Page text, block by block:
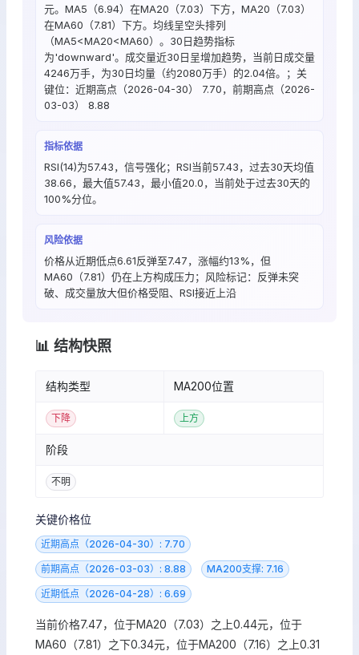
元。MA5（6.94）在MA20（7.03）下方，MA20（7.03）
在MA60（7.81）下方。均线呈空头排列
（MA5<MA20<MA60）。30日趋势指标
为'downward'。成交量近30日呈增加趋势，当前日成交量
4246万手，为30日均量（约2080万手）的2.04倍。；关
键位：近期高点（2026-04-30） 7.70，前期高点（2026-
03-03） 8.88
指标依据
RSI(14)为57.43，信号强化；RSI当前57.43，过去30天均值
38.66，最大值57.43，最小值20.0，当前处于过去30天的
100%分位。
风险依据
价格从近期低点6.61反弹至7.47，涨幅约13%，但
MA60（7.81）仍在上方构成压力；风险标记：反弹未突
破、成交量放大但价格受阻、RSI接近上沿
📊 结构快照
结构类型 MA200位置
下降 上方
阶段
不明
关键价格位
近期高点（2026-04-30）: 7.70
前期高点（2026-03-03）: 8.88 MA200支撑: 7.16
近期低点（2026-04-28）: 6.69
当前价格7.47，位于MA20（7.03）之上0.44元，位于
MA60（7.81）之下0.34元，位于MA200（7.16）之上0.31